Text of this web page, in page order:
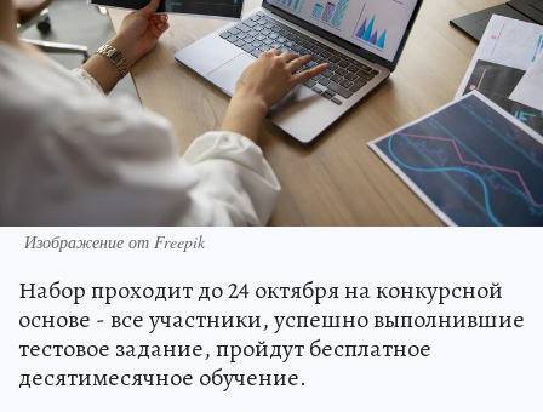
Изображение от Freepik
Набор проходит до 24 октября на конкурсной
основе - все участники, успешно выполнившие
тестовое задание, пройдут бесплатное
десятимесячное обучение.